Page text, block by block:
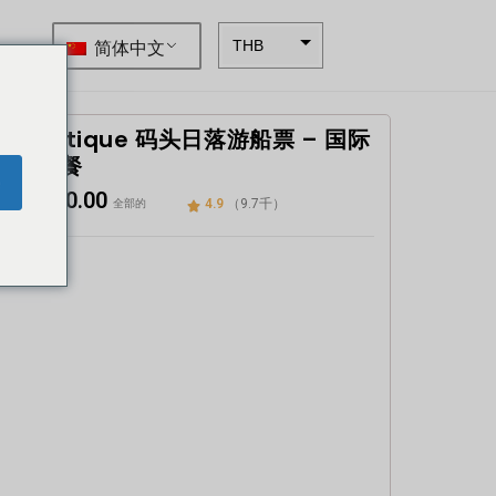
简体中文 THB
SEK
NOK
Asiatique 码头日落游船票 – 国际
自助餐
850.00 全部的 4.9（9.7千）